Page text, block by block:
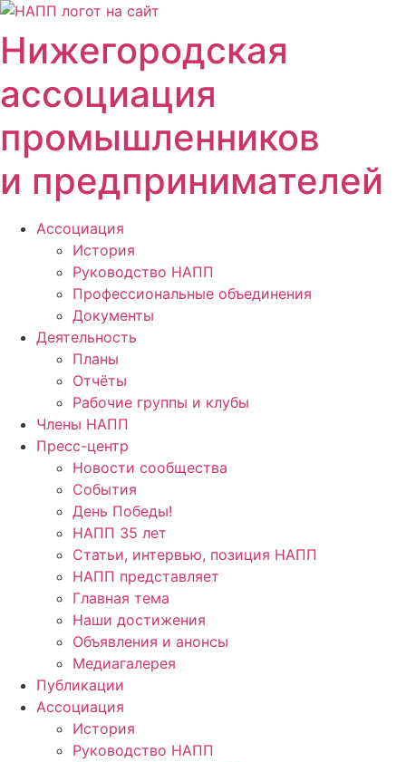
Перейти
содержимому
Нижегородская
ассоциация
промышленников
и предпринимателей
Ассоциация
История
Руководство НАПП
Профессиональные объединения
Документы
Деятельность
Планы
Отчёты
Рабочие группы и клубы
Члены НАПП
Пресс-центр
Новости сообщества
События
День Победы!
НАПП 35 лет
Статьи, интервью, позиция НАПП
НАПП представляет
Главная тема
Наши достижения
Объявления и анонсы
Медиагалерея
Публикации
Ассоциация
История
Руководство НАПП